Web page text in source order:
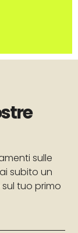
sulle
subito un
tuo primo